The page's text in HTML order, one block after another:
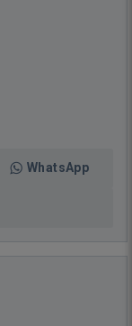
WhatsApp